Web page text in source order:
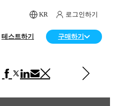
KR 로그인하기
테스트하기 구매하기
Bug Theater